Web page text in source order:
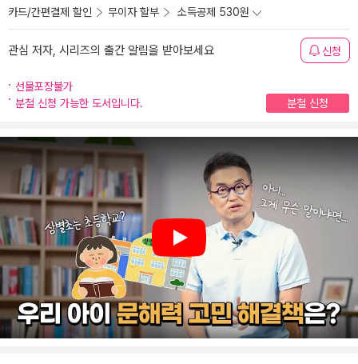
카드/간편결제 할인 무이자 할부 소득공제 530원
관심 저자, 시리즈의 출간 알림을 받아보세요 신청
선물포장불가
분철 신청 가능한 도서입니다.
분철 신청
Play